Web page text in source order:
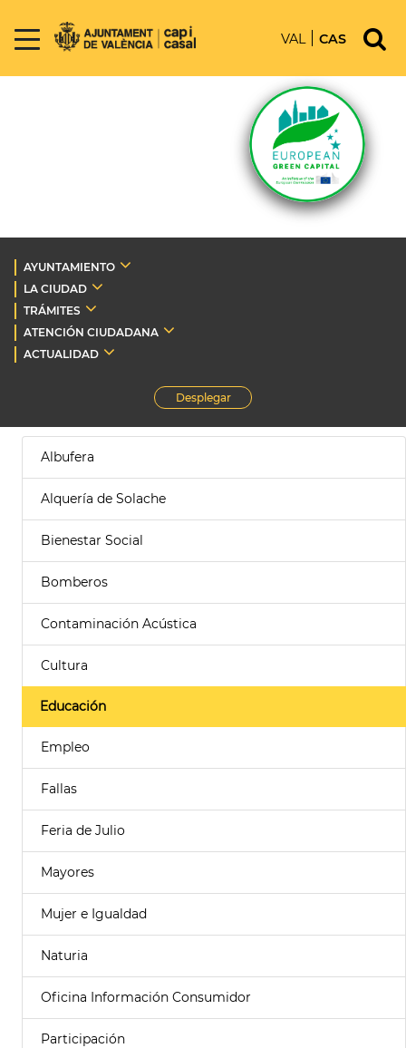
VAL CAS
AYUNTAMIENTO
LA CIUDAD
TRÁMITES
ATENCIÓN CIUDADANA
ACTUALIDAD
Desplegar
Albufera
Alquería de Solache
Bienestar Social
Bomberos
Contaminación Acústica
Cultura
Educación
Empleo
Fallas
Feria de Julio
Mayores
Mujer e Igualdad
Naturia
Oficina Información Consumidor
Participación